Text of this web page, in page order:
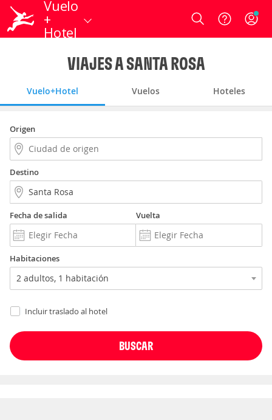
Vuelo
+
Hotel
Login
VIAJES A SANTA ROSA
Vuelo+Hotel Vuelos Hoteles
Origen
Destino
Fecha de salida Vuelta
Habitaciones
Incluir traslado al hotel